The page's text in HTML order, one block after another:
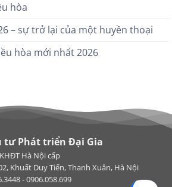
hòa
– sự trở lại của một huyền thoại
hòa mới nhất 2026
tư Phát triển Đại Gia